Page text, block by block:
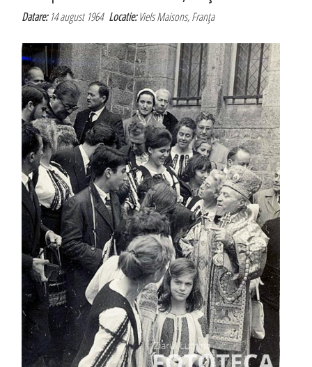
Datare:14 august 1964Locatie:Viels Maisons, Franţa